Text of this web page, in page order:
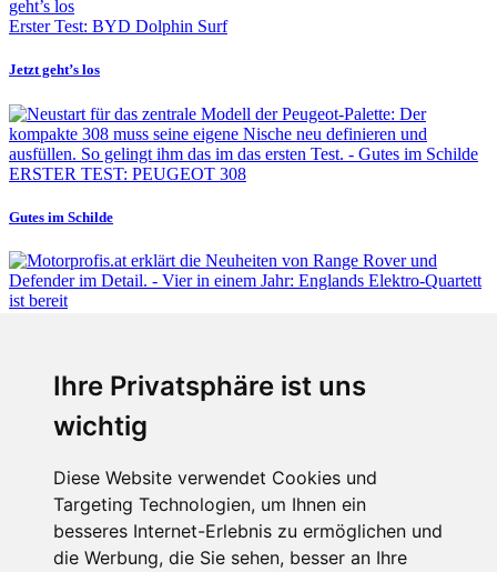
Ihre Privatsphäre ist uns
wichtig
Diese Website verwendet Cookies und
Targeting Technologien, um Ihnen ein
besseres Internet-Erlebnis zu ermöglichen und
die Werbung, die Sie sehen, besser an Ihre
Erster Test: BYD Dolphin Surf
Jetzt geht’s los
ERSTER TEST: PEUGEOT 308
Gutes im Schilde
Vier in einem Jahr: Englands Elektro-Quartett ist bereit
Fabian Steiner
Auto heißt Auto: Wie man die Klimaanlage bedient (und wie nicht)